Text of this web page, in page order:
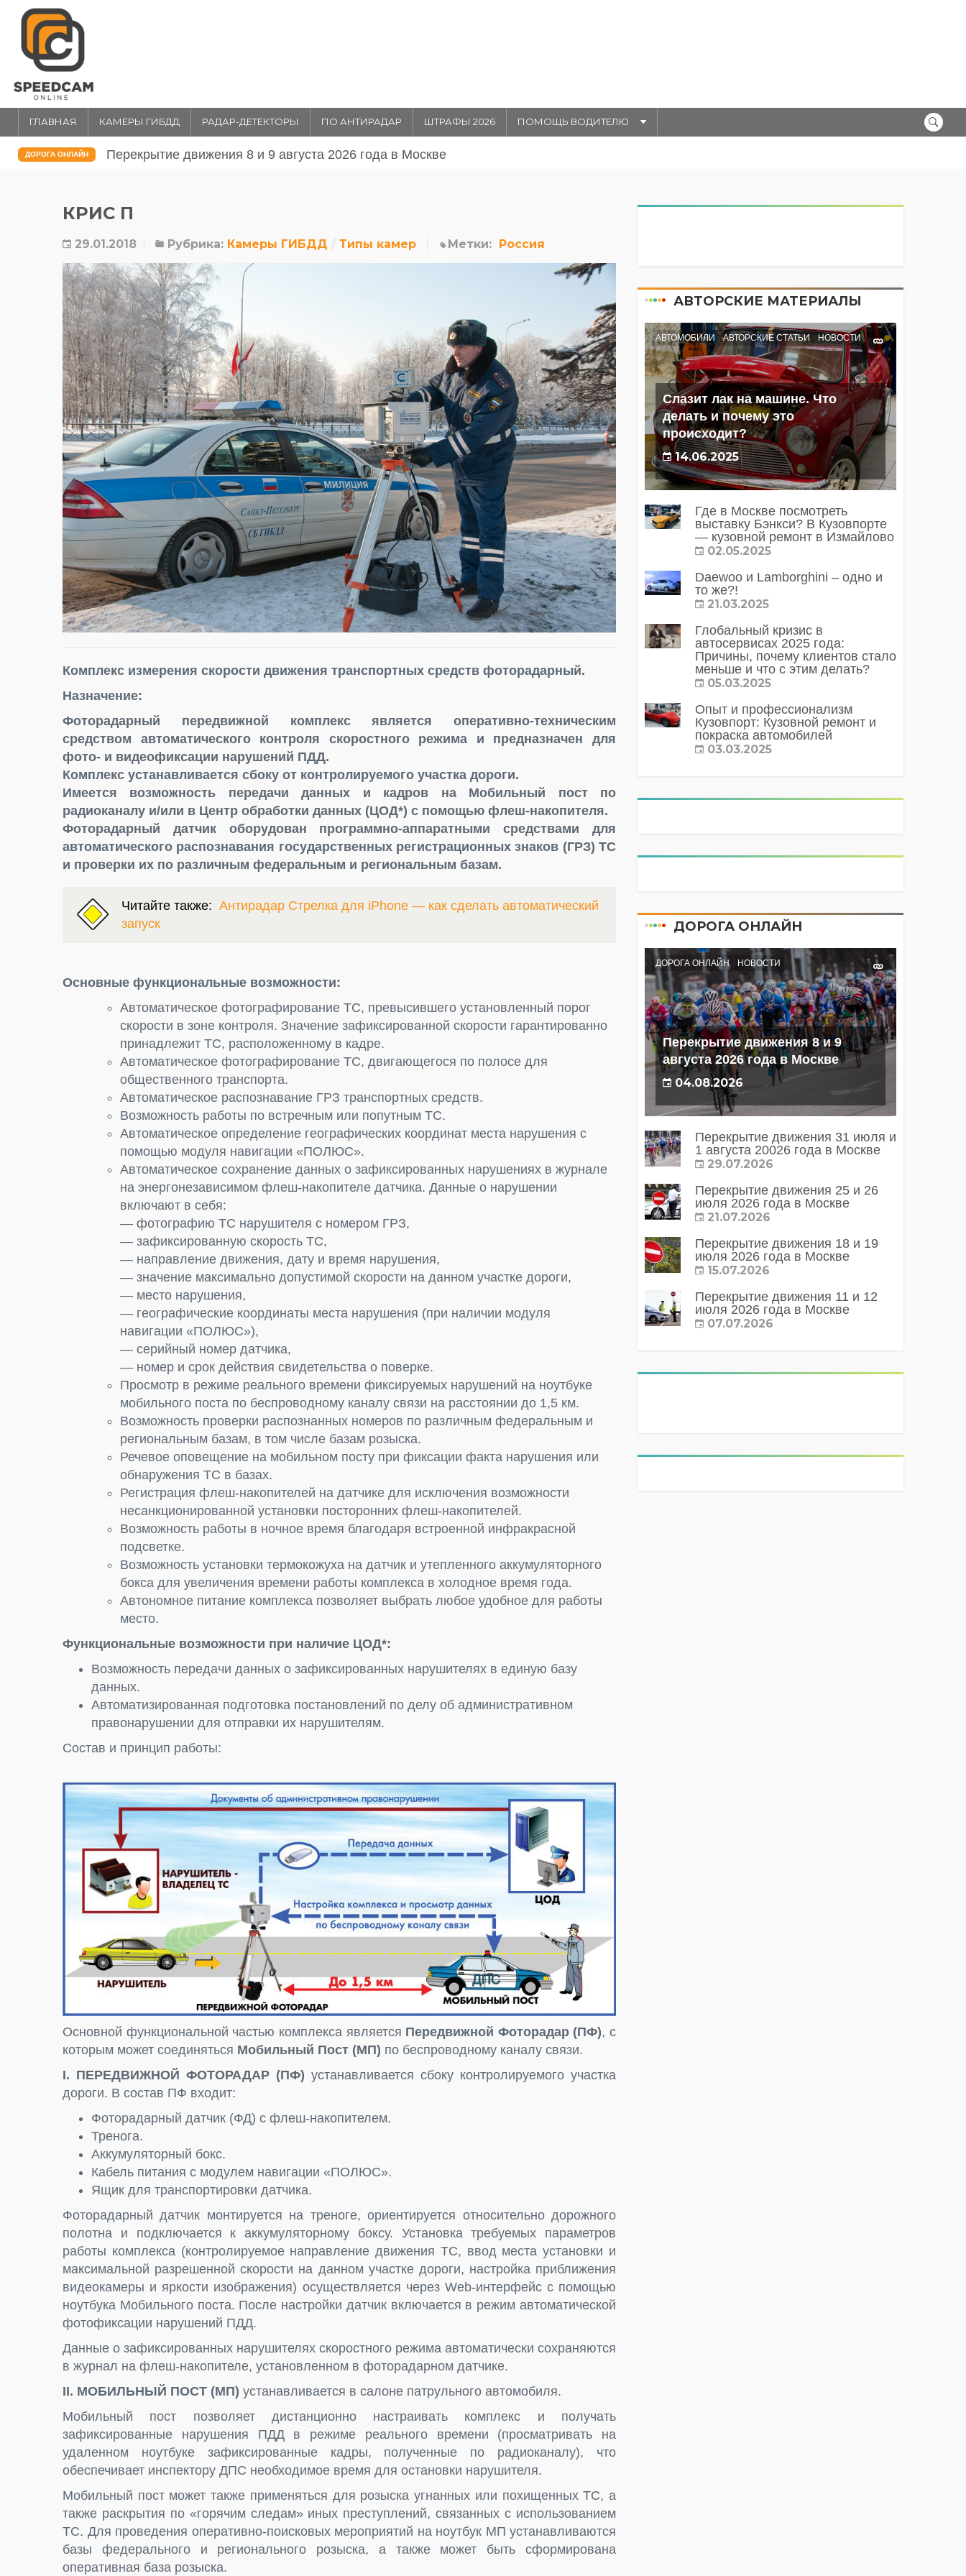
ГЛАВНАЯ КАМЕРЫ ГИБДД РАДАР-ДЕТЕКТОРЫ ПО АНТИРАДАР ШТРАФЫ 2026 ПОМОЩЬ ВОДИТЕЛЮ
ДОРОГА ОНЛАЙН Перекрытие движения 31 июля и 1 августа 20026 года в Москве
КРИС П
29.01.2018 Рубрика: Камеры ГИБДД Типы камер Метки: Россия
Комплекс измерения скорости движения транспортных средств фоторадарный.
Назначение:
Фоторадарный передвижной комплекс является оперативно-техническим
средством автоматического контроля скоростного режима и предназначен для
фото- и видеофиксации нарушений ПДД.
Комплекс устанавливается сбоку от контролируемого участка дороги.
Имеется возможность передачи данных и кадров на Мобильный пост по
радиоканалу и/или в Центр обработки данных (ЦОД*) с помощью флеш-накопителя.
Фоторадарный датчик оборудован программно-аппаратными средствами для
автоматического распознавания государственных регистрационных знаков (ГРЗ) ТС
и проверки их по различным федеральным и региональным базам.
Читайте также: Антирадар Стрелка для iPhone — как сделать автоматический
запуск
Основные функциональные возможности:
Автоматическое фотографирование ТС, превысившего установленный порог
скорости в зоне контроля. Значение зафиксированной скорости гарантированно
принадлежит ТС, расположенному в кадре.
Автоматическое фотографирование ТС, двигающегося по полосе для
общественного транспорта.
Автоматическое распознавание ГРЗ транспортных средств.
Возможность работы по встречным или попутным ТС.
Автоматическое определение географических координат места нарушения с
помощью модуля навигации «ПОЛЮС».
Автоматическое сохранение данных о зафиксированных нарушениях в журнале
на энергонезависимом флеш-накопителе датчика. Данные о нарушении
включают в себя:
— фотографию ТС нарушителя с номером ГРЗ,
— зафиксированную скорость ТС,
— направление движения, дату и время нарушения,
— значение максимально допустимой скорости на данном участке дороги,
— место нарушения,
— географические координаты места нарушения (при наличии модуля
навигации «ПОЛЮС»),
— серийный номер датчика,
— номер и срок действия свидетельства о поверке.
Просмотр в режиме реального времени фиксируемых нарушений на ноутбуке
мобильного поста по беспроводному каналу связи на расстоянии до 1,5 км.
Возможность проверки распознанных номеров по различным федеральным и
региональным базам, в том числе базам розыска.
Речевое оповещение на мобильном посту при фиксации факта нарушения или
обнаружения ТС в базах.
Регистрация флеш-накопителей на датчике для исключения возможности
несанкционированной установки посторонних флеш-накопителей.
Возможность работы в ночное время благодаря встроенной инфракрасной
подсветке.
Возможность установки термокожуха на датчик и утепленного аккумуляторного
бокса для увеличения времени работы комплекса в холодное время года.
Автономное питание комплекса позволяет выбрать любое удобное для работы
место.
Функциональные возможности при наличие ЦОД*:
Возможность передачи данных о зафиксированных нарушителях в единую базу
данных.
Автоматизированная подготовка постановлений по делу об административном
правонарушении для отправки их нарушителям.
Состав и принцип работы:
Основной функциональной частью комплекса является Передвижной Фоторадар (ПФ), с
которым может соединяться Мобильный Пост (МП) по беспроводному каналу связи.
I. ПЕРЕДВИЖНОЙ ФОТОРАДАР (ПФ) устанавливается сбоку контролируемого участка
дороги. В состав ПФ входит:
Фоторадарный датчик (ФД) с флеш-накопителем.
Тренога.
Аккумуляторный бокс.
Кабель питания с модулем навигации «ПОЛЮС».
Ящик для транспортировки датчика.
Фоторадарный датчик монтируется на треноге, ориентируется относительно дорожного
полотна и подключается к аккумуляторному боксу. Установка требуемых параметров
работы комплекса (контролируемое направление движения ТС, ввод места установки и
максимальной разрешенной скорости на данном участке дороги, настройка приближения
видеокамеры и яркости изображения) осуществляется через Web-интерфейс с помощью
ноутбука Мобильного поста. После настройки датчик включается в режим автоматической
фотофиксации нарушений ПДД.
Данные о зафиксированных нарушителях скоростного режима автоматически сохраняются
в журнал на флеш-накопителе, установленном в фоторадарном датчике.
II. МОБИЛЬНЫЙ ПОСТ (МП) устанавливается в салоне патрульного автомобиля.
Мобильный пост позволяет дистанционно настраивать комплекс и получать
зафиксированные нарушения ПДД в режиме реального времени (просматривать на
удаленном ноутбуке зафиксированные кадры, полученные по радиоканалу), что
обеспечивает инспектору ДПС необходимое время для остановки нарушителя.
Мобильный пост может также применяться для розыска угнанных или похищенных ТС, а
также раскрытия по «горячим следам» иных преступлений, связанных с использованием
ТС. Для проведения оперативно-поисковых мероприятий на ноутбук МП устанавливаются
базы федерального и регионального розыска, а также может быть сформирована
оперативная база розыска.
АВТОРСКИЕ МАТЕРИАЛЫ
АВТОМОБИЛИ АВТОРСКИЕ СТАТЬИ НОВОСТИ
Слазит лак на машине. Что
делать и почему это
происходит?
14.06.2025
Где в Москве посмотреть
выставку Бэнкси? В Кузовпорте
— кузовной ремонт в Измайлово
02.05.2025
Daewoo и Lamborghini – одно и
то же?!
21.03.2025
Глобальный кризис в
автосервисах 2025 года:
Причины, почему клиентов стало
меньше и что с этим делать?
05.03.2025
Опыт и профессионализм
Кузовпорт: Кузовной ремонт и
покраска автомобилей
03.03.2025
ДОРОГА ОНЛАЙН
ДОРОГА ОНЛАЙН НОВОСТИ
Перекрытие движения 8 и 9
августа 2026 года в Москве
04.08.2026
Перекрытие движения 31 июля и
1 августа 20026 года в Москве
29.07.2026
Перекрытие движения 25 и 26
июля 2026 года в Москве
21.07.2026
Перекрытие движения 18 и 19
июля 2026 года в Москве
15.07.2026
Перекрытие движения 11 и 12
июля 2026 года в Москве
07.07.2026